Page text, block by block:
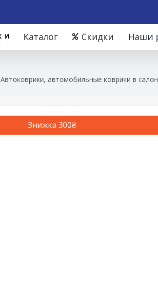
Каталог Скидки Наши
Автоковрики, автомобильные коврики в
Знижка 300₴